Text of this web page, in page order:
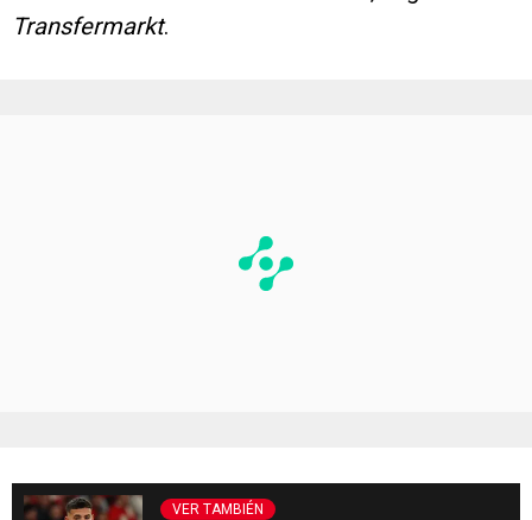
Transfermarkt.
VER TAMBIÉN